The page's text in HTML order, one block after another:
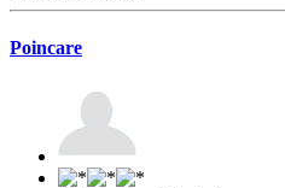
Poincare